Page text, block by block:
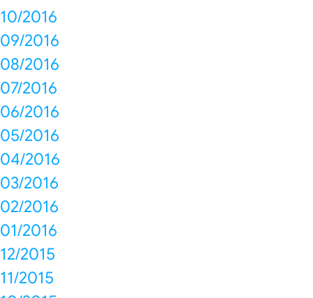
10/2016
09/2016
08/2016
07/2016
06/2016
05/2016
04/2016
03/2016
02/2016
01/2016
12/2015
11/2015